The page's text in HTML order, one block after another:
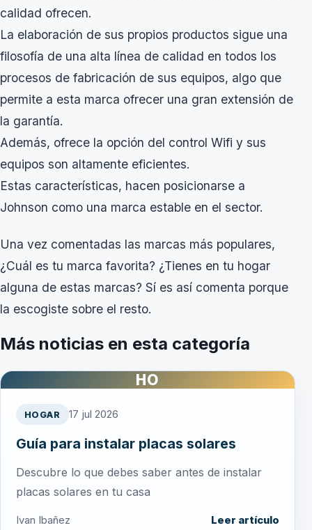
calidad ofrecen.
La elaboración de sus propios productos sigue una
filosofía de una alta línea de calidad en todos los
procesos de fabricación de sus equipos, algo que
permite a esta marca ofrecer una gran extensión de
la garantía.
Además, ofrece la opción del control Wifi y sus
equipos son altamente eficientes.
Estas características, hacen posicionarse a
Johnson como una marca estable en el sector.
Una vez comentadas las marcas más populares,
¿Cuál es tu marca favorita? ¿Tienes en tu hogar
alguna de estas marcas? Sí es así comenta porque
la escogiste sobre el resto.
Más noticias en esta categoría
HO
HOGAR 17 jul 2026
Guía para instalar placas solares
Descubre lo que debes saber antes de instalar
placas solares en tu casa
Ivan Ibañez Leer artículo